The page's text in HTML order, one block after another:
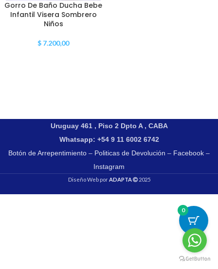
Gorro De Baño Ducha Bebe
Infantil Visera Sombrero
Niños
$ 7.200,00
Uruguay 461 , Piso 2 Dpto A , CABA
Whatsapp: +54 9 11 6002 6742
Botón de Arrepentimiento – Politicas de Devolución – Facebook –
Instagram
Diseño Web porADAPTA 2025
0